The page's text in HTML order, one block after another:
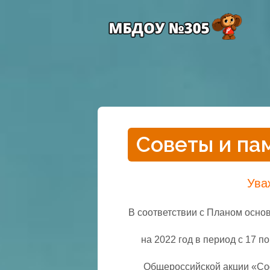
Советы и
В соответствии с Планом
на 2022 год в период с 17
Общероссийской акции